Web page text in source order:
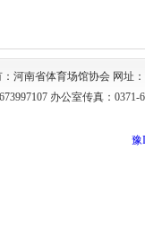
河南省体育场馆协会 网址：
办公室传真：
豫